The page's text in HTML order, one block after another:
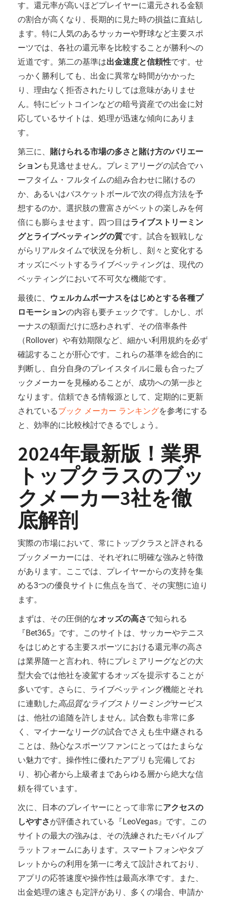
す。還元率が高いほどプレイヤーに還元される金額
の割合が高くなり、長期的に見た時の損益に直結し
ます。特に人気のあるサッカーや野球など主要スポ
ーツでは、各社の還元率を比較することが勝利への
近道です。第二の基準は出金速度と信頼性です。せ
っかく勝利しても、出金に異常な時間がかかった
り、理由なく拒否されたりしては意味がありませ
ん。特にビットコインなどの暗号資産での出金に対
応しているサイトは、処理が迅速な傾向にありま
す。
第三に、 賭けられる市場の多さと賭け方のバリエー
ションも見逃せません。プレミアリーグの試合でハ
ーフタイム・フルタイムの組み合わせに賭けるの
か、あるいはバスケットボールで次の得点方法を予
想するのか。選択肢の豊富さがベットの楽しみを何
倍にも膨らませます。四つ目はライブストリーミン
グとライブベッティングの質です。試合を観戦しな
がらリアルタイムで状況を分析し、刻々と変化する
オッズにベットするライブベッティングは、現代の
ベッティングにおいて不可欠な機能です。
最後に、
ウェルカムボーナスをはじめとする各種プ
ロモーションの内容も要チェックです。しかし、ボ
ーナスの額面だけに惑わされず、その倍率条件
（Rollover）や有効期限など、細かい利用規約を必ず
確認することが肝心です。これらの基準を総合的に
判断し、自分自身のプレイスタイルに最も合ったブ
ックメーカーを見極めることが、成功への第一歩と
なります。信頼できる情報源として、定期的に更新
されているブック メーカー ランキングを参考にする
と、効率的に比較検討できるでしょう。
2024年最新版！業界
トップクラスのブッ
クメーカー3社を徹
底解剖
実際の市場において、常にトップクラスと評される
ブックメーカーには、それぞれに明確な強みと特徴
があります。ここでは、プレイヤーからの支持を集
める3つの優良サイトに焦点を当て、その実態に迫り
ます。
まずは、その圧倒的なオッズの高さで知られる
『Bet365』です。このサイトは、サッカーやテニス
をはじめとする主要スポーツにおける還元率の高さ
は業界随一と言われ、特にプレミアリーグなどの大
型大会では他社を凌駕するオッズを提示することが
多いです。さらに、ライブベッティング機能とそれ
に連動した高品質なライブストリーミングサービス
は、他社の追随を許しません。試合数も非常に多
く、マイナーなリーグの試合でさえも生中継される
ことは、熱心なスポーツファンにとってはたまらな
い魅力です。操作性に優れたアプリも完備してお
り、初心者から上級者まであらゆる層から絶大な信
頼を得ています。
次に、日本のプレイヤーにとって非常にアクセスの
しやすさが評価されている『LeoVegas』です。この
サイトの最大の強みは、その洗練されたモバイルプ
ラットフォームにあります。スマートフォンやタブ
レットからの利用を第一に考えて設計されており、
アプリの応答速度や操作性は最高水準です。また、
出金処理の速さも定評があり、多くの場合、申請か